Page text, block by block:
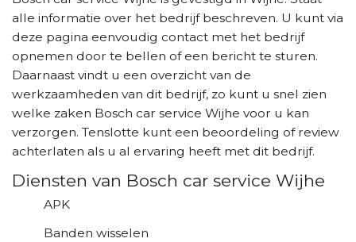
alle informatie over het bedrijf beschreven. U kunt via
deze pagina eenvoudig contact met het bedrijf
opnemen door te bellen of een bericht te sturen.
Daarnaast vindt u een overzicht van de
werkzaamheden van dit bedrijf, zo kunt u snel zien
welke zaken Bosch car service Wijhe voor u kan
verzorgen. Tenslotte kunt een beoordeling of review
achterlaten als u al ervaring heeft met dit bedrijf.
Diensten van Bosch car service Wijhe
APK
Banden wisselen